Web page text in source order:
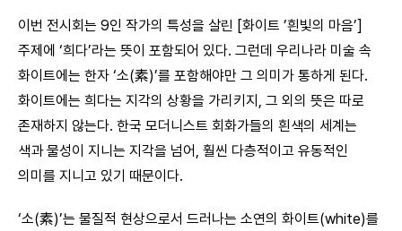
이번 전시회는 9인 작가의 특성을 살린 [화이트 ’흰빛의 마음’]
주제에 ‘희다’라는 뜻이 포함되어 있다. 그런데 우리나라 미술 속
화이트에는 한자 ‘소(素)’를 포함해야만 그 의미가 통하게 된다.
화이트에는 희다는 지각의 상황을 가리키지, 그 외의 뜻은 따로
존재하지 않는다. 한국 모더니스트 회화가들의 흰색의 세계는
색과 물성이 지니는 지각을 넘어, 훨씬 다층적이고 유동적인
의미를 지니고 있기 때문이다.
‘소(素)’는 물질적 현상으로서 드러나는 소연의 화이트(white)를